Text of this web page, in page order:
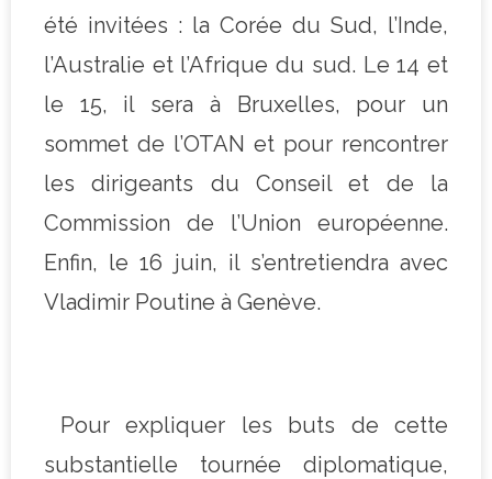
été invitées : la Corée du Sud, l’Inde,
l’Australie et l’Afrique du sud. Le 14 et
le 15, il sera à Bruxelles, pour un
sommet de l’OTAN et pour rencontrer
les dirigeants du Conseil et de la
Commission de l’Union européenne.
Enfin, le 16 juin, il s’entretiendra avec
Vladimir Poutine à Genève.
Pour expliquer les buts de cette
substantielle tournée diplomatique,